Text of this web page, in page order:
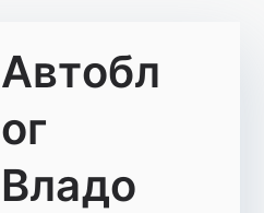
Автобл
ог
Владо